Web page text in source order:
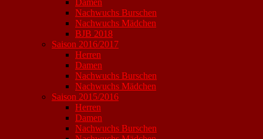
Damen
Nachwuchs Burschen
Nachwuchs Mädchen
BJB 2018
Saison 2016/2017
Herren
Damen
Nachwuchs Burschen
Nachwuchs Mädchen
Saison 2015/2016
Herren
Damen
Nachwuchs Burschen